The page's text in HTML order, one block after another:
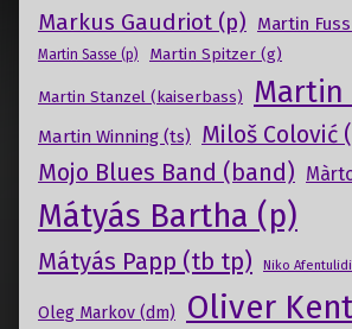
Markus Gaudriot (p) Martin
Martin Sasse (p) Martin Spitzer (g)
Martin Stanzel (kaiserbass) Martin
Martin Winning (ts) Miloš Colović
Mojo Blues Band (band)
Mátyás Bartha (p)
Mátyás Papp (tb tp) Niko
Oleg Markov (dm) Oliver